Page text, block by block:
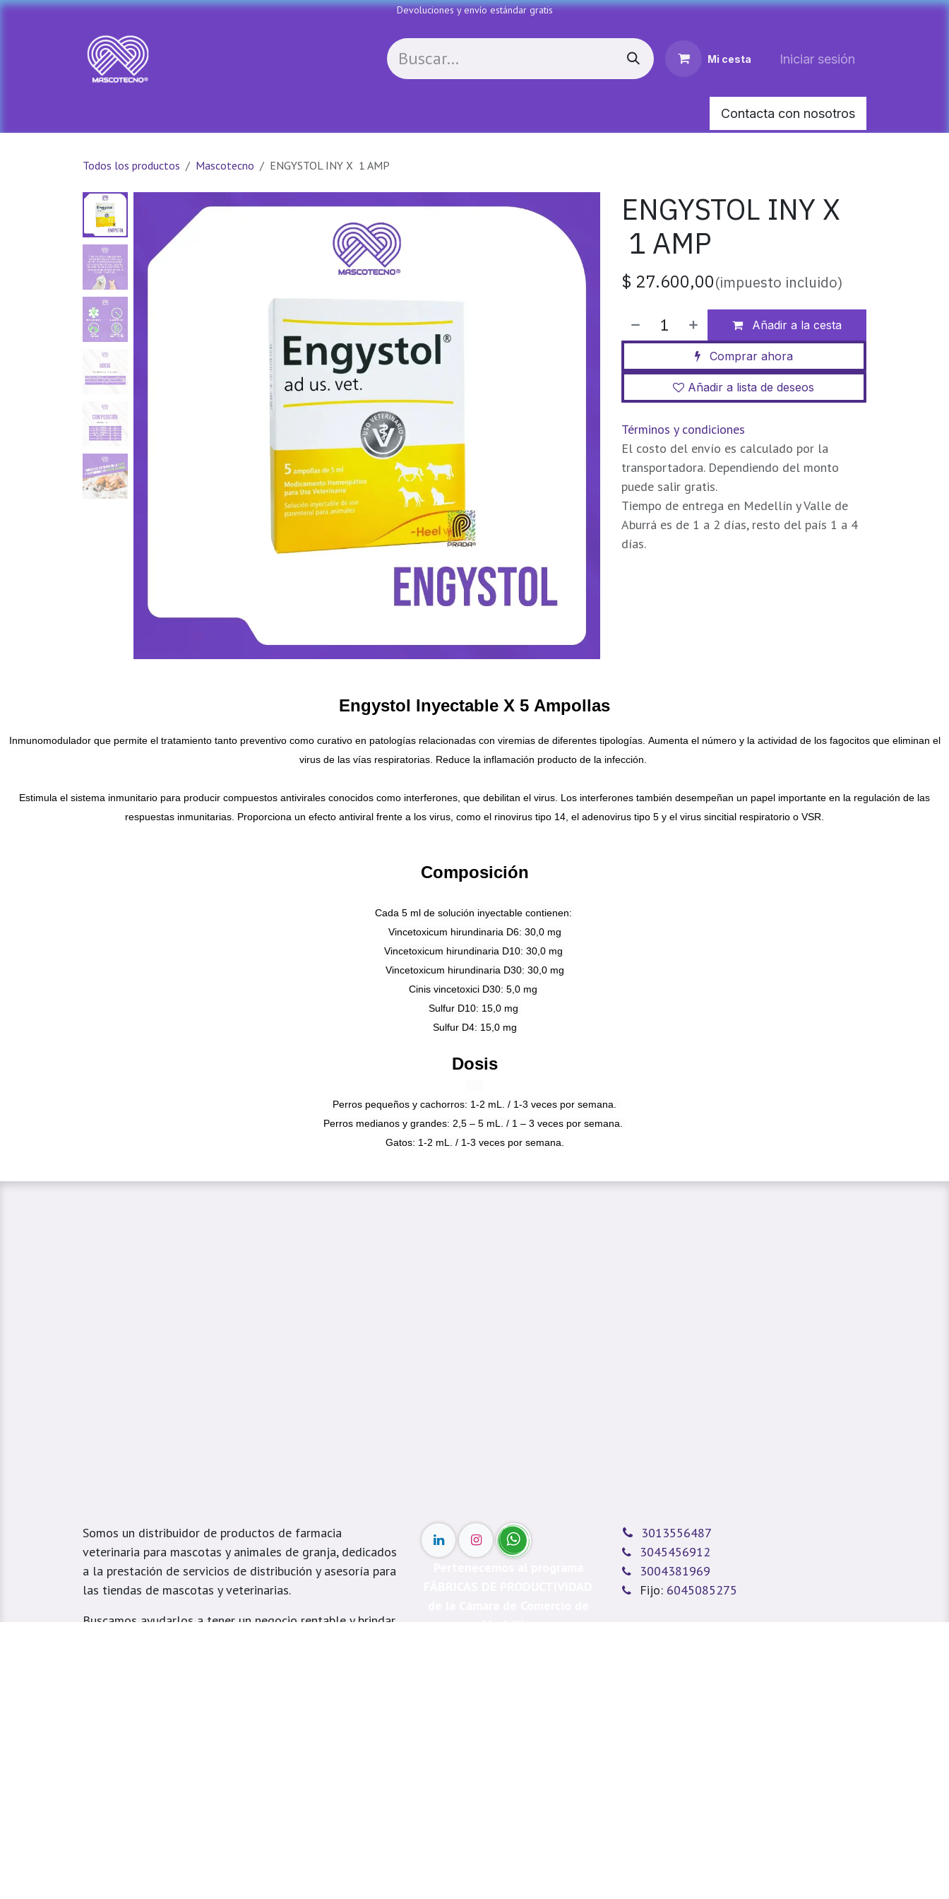
Ir al contenido Devoluciones y envío estándar gratis
Mi cesta Iniciar sesión
COLLAR MEDIANO PARA PERRO HEMOLITAN X 60
Contacta con nosotros
Todos los productos Mascotecno ENGYSTOL INY X 1 AMP
ENGYSTOL INY X
1 AMP
$ 27.600,00(impuesto incluido)
Añadir a la cesta
Comprar ahora
Añadir a lista de deseos
Términos y condiciones
El costo del envío es calculado por la
transportadora. Dependiendo del monto
puede salir gratis.
Tiempo de entrega en Medellín y Valle de
Aburrá es de 1 a 2 días, resto del país 1 a 4
días.
Engystol Inyectable X 5 Ampollas
Inmunomodulador que permite el tratamiento tanto preventivo como curativo en patologías relacionadas con viremias de diferentes tipologías. Aumenta el número y la actividad de los fagocitos que eliminan el
virus de las vías respiratorias. Reduce la inflamación producto de la infección.
Estimula el sistema inmunitario para producir compuestos antivirales conocidos como interferones, que debilitan el virus. Los interferones también desempeñan un papel importante en la regulación de las
respuestas inmunitarias. Proporciona un efecto antiviral frente a los virus, como el rinovirus tipo 14, el adenovirus tipo 5 y el virus sincitial respiratorio o VSR.
Composición
Cada 5 ml de solución inyectable contienen:
Vincetoxicum hirundinaria D6: 30,0 mg
Vincetoxicum hirundinaria D10: 30,0 mg
Vincetoxicum hirundinaria D30: 30,0 mg
Cinis vincetoxici D30: 5,0 mg
Sulfur D10: 15,0 mg
Sulfur D4: 15,0 mg
Dosis
Perros pequeños y cachorros: 1-2 mL. / 1-3 veces por semana.
Perros medianos y grandes: 2,5 – 5 mL. / 1 – 3 veces por semana.
Gatos: 1-2 mL. / 1-3 veces por semana.
Somos un distribuidor de productos de farmacia
veterinaria para mascotas y animales de granja, dedicados
a la prestación de servicios de distribución y asesoría para
las tiendas de mascotas y veterinarias.
Buscamos ayudarlos a tener un negocio rentable y brindar
3013556487
3045456912
3004381969
Fijo: 6045085275